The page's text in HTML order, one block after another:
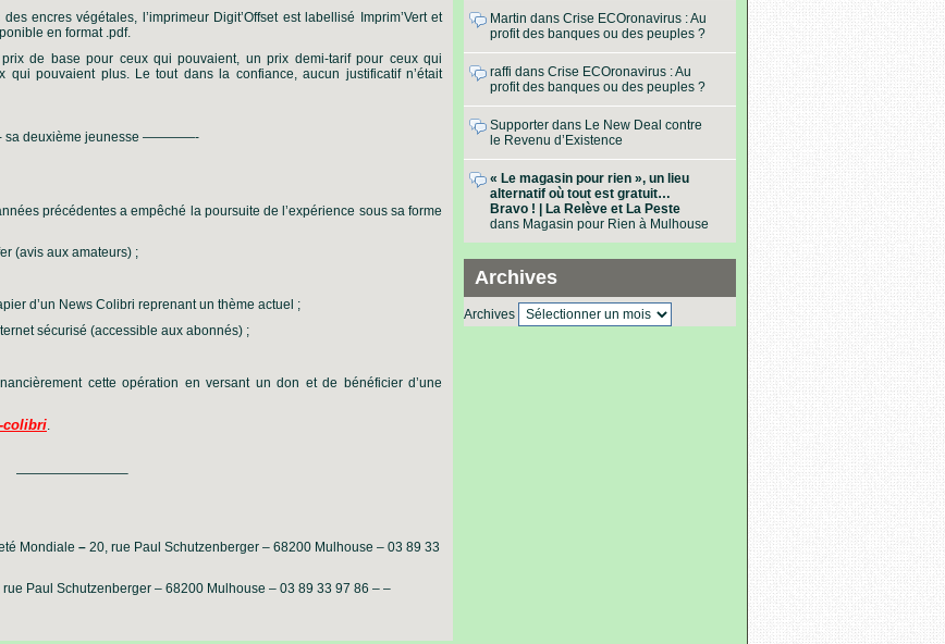
Martin dans Crise ECOronavirus : Au
profit des banques ou des peuples ?
raffi dans Crise ECOronavirus : Au
profit des banques ou des peuples ?
Supporter dans Le New Deal contre
le Revenu d’Existence
« Le magasin pour rien », un lieu
alternatif où tout est gratuit…
Bravo ! | La Relève et La Peste
dans Magasin pour Rien à Mulhouse
Archives
Archives
encres végétales, l’imprimeur Digit’Offset est labellisé Imprim’Vert et
en format .pdf.
de base pour ceux qui pouvaient, un prix demi-tarif pour ceux qui
pouvaient plus. Le tout dans la confiance, aucun justificatif n’était
deuxième jeunesse ————-
précédentes a empêché la poursuite de l’expérience sous sa forme
(avis aux amateurs) ;
d’un News Colibri reprenant un thème actuel ;
sécurisé (accessible aux abonnés) ;
cette opération en versant un don et de bénéficier d’une
colibri.
————————–
Mondiale – 20, rue Paul Schutzenberger – 68200 Mulhouse – 03 89 33
rue Paul Schutzenberger – 68200 Mulhouse – 03 89 33 97 86 – –